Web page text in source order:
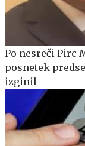
Po nesreči Pirc
posnetek
izginil